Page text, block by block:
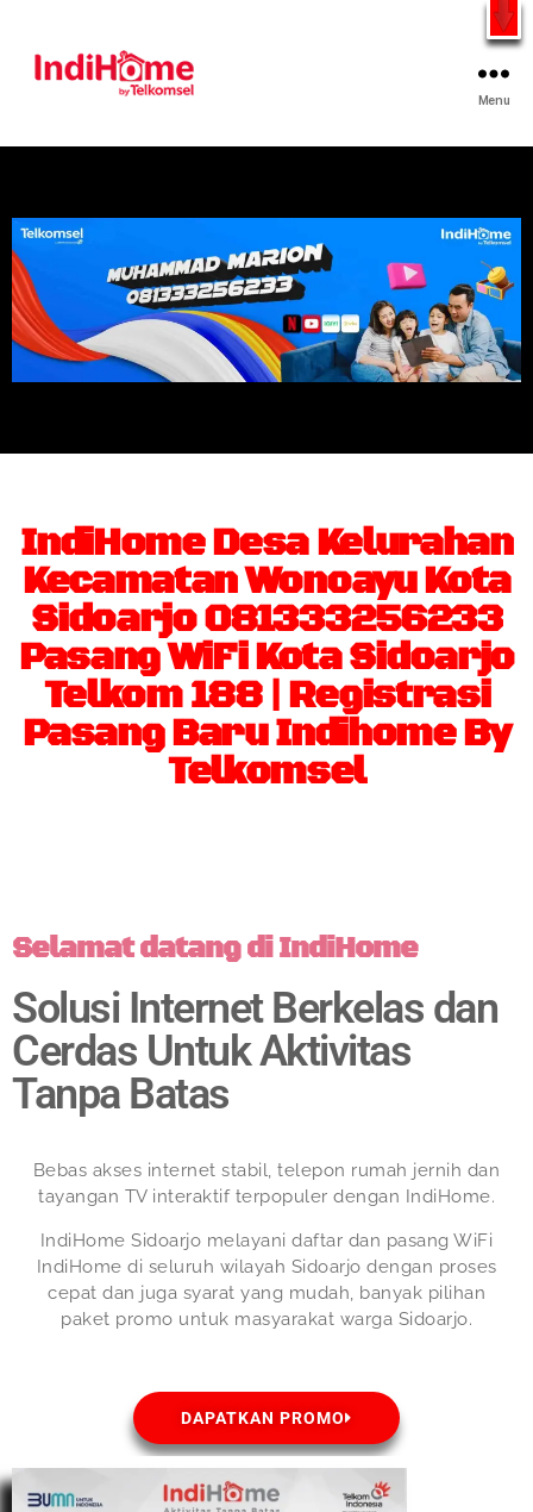
Gratis Pasang Dengan Bayar PDD2 | WiFi 200Rb an By
Menu
IndiHome Desa Kelurahan
Kecamatan Wonoayu Kota
Sidoarjo 081333256233
Pasang WiFi Kota Sidoarjo
Telkom 188 | Registrasi
Pasang Baru Indihome By
Telkomsel
Selamat datang di IndiHome
Solusi Internet Berkelas dan
Cerdas Untuk Aktivitas
Tanpa Batas
Bebas akses internet stabil, telepon rumah jernih dan
tayangan TV interaktif terpopuler dengan IndiHome.
IndiHome Sidoarjo melayani daftar dan pasang WiFi
IndiHome di seluruh wilayah Sidoarjo dengan proses
cepat dan juga syarat yang mudah, banyak pilihan
paket promo untuk masyarakat warga Sidoarjo.
DAPATKAN PROMO